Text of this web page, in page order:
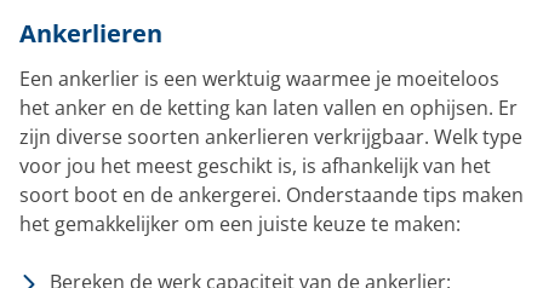
Ankerlieren
Een ankerlier is een werktuig waarmee je moeiteloos
het anker en de ketting kan laten vallen en ophijsen. Er
zijn diverse soorten ankerlieren verkrijgbaar. Welk type
voor jou het meest geschikt is, is afhankelijk van het
soort boot en de ankergerei. Onderstaande tips maken
het gemakkelijker om een juiste keuze te maken:
Bereken de werk capaciteit van de ankerlier: